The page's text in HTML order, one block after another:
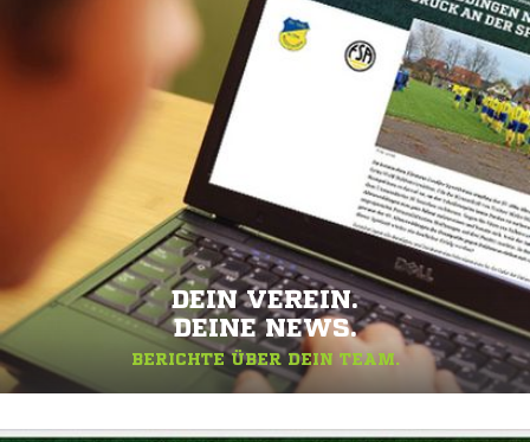
DEIN VEREIN.
DEINE NEWS.
BERICHTE ÜBER DEIN TEAM.